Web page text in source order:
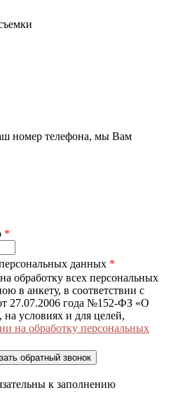
номер телефона, мы Вам
*
данных *
обработку всех персональных
в анкету, в соответствии с
27.07.2006 года №152-ФЗ «О
условиях и для целей,
на обработку персональных
к заполнению